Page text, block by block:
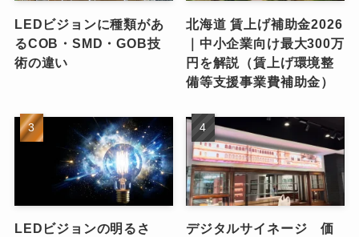
LEDビジョンに種類があ
るCOB・SMD・GOB技
術の違い
北海道 賃上げ補助金2026
｜中小企業向け最大300万
円を解説（賃上げ環境整
備等支援事業費補助金）
LEDビジョンの明るさ
デジタルサイネージ 価